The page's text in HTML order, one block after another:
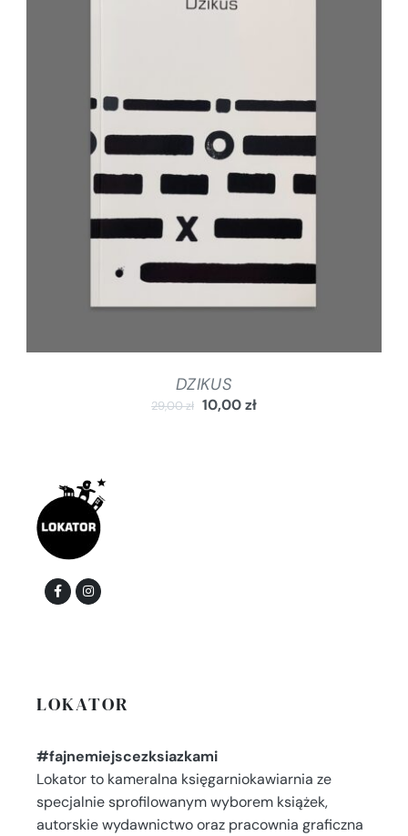
DODAJ DO KOSZYKA / SZCZEGÓŁY
DZIKUS
29,00zł 10,00zł
LOKATOR
#fajnemiejscezksiazkami
Lokator to kameralna księgarniokawiarnia ze
specjalnie sprofilowanym wyborem książek,
autorskie wydawnictwo oraz pracownia graficzna